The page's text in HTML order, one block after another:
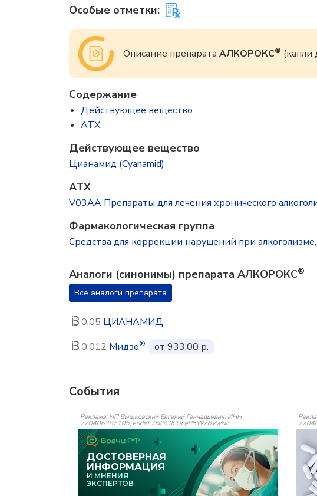
Особые отметки:
Описание препарата АЛКОРОКС® (капли
Содержание
Действующее вещество
ATX
Действующее вещество
Цианамид (Cyanamid)
ATX
V03AA Препараты для лечения хронического
Фармакологическая группа
Средства для коррекции нарушений при
Аналоги (синонимы) препарата АЛКОРОКС®
Все аналоги препарата
0.05 ЦИАНАМИД
0.012 Мидзо® от 933.00 р.
События
Реклама: ИП Вышковский Евгений Геннадьевич, ИНН
770406387105, erid=F7NfYUJCUneP5W78VwNF